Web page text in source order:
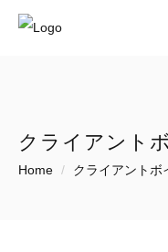
クライアント
Home クライアントボ